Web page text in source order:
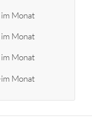
Monat
Monat
Monat
Monat